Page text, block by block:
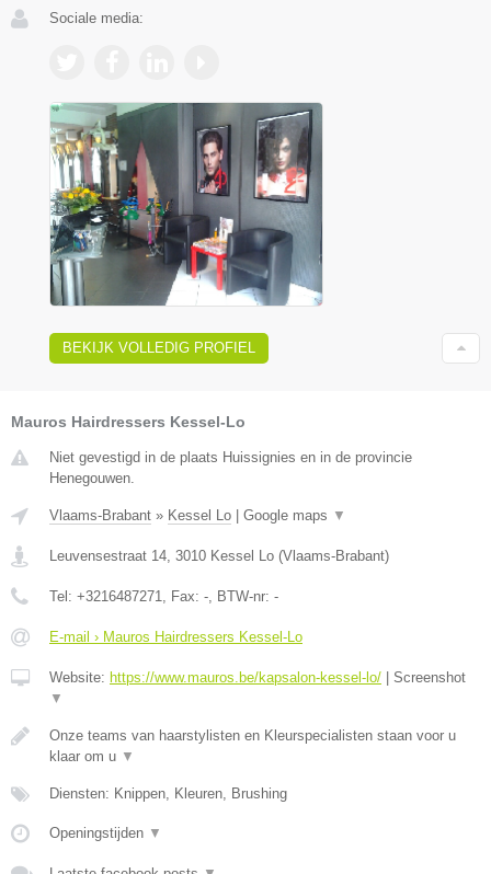
Sociale media:
BEKIJK VOLLEDIG PROFIEL
Mauros Hairdressers Kessel-Lo
Niet gevestigd in de plaats Huissignies en in de provincie
Henegouwen.
Vlaams-Brabant » Kessel Lo Google maps ▼
Leuvensestraat 14, 3010 Kessel Lo (Vlaams-Brabant)
Tel: +3216487271, Fax: -, BTW-nr: -
E-mail › Mauros Hairdressers Kessel-Lo
Website: https://www.mauros.be/kapsalon-kessel-lo/
Screenshot
▼
Onze teams van haarstylisten en Kleurspecialisten staan voor u
klaar om u ▼
Diensten: Knippen, Kleuren, Brushing
Openingstijden ▼